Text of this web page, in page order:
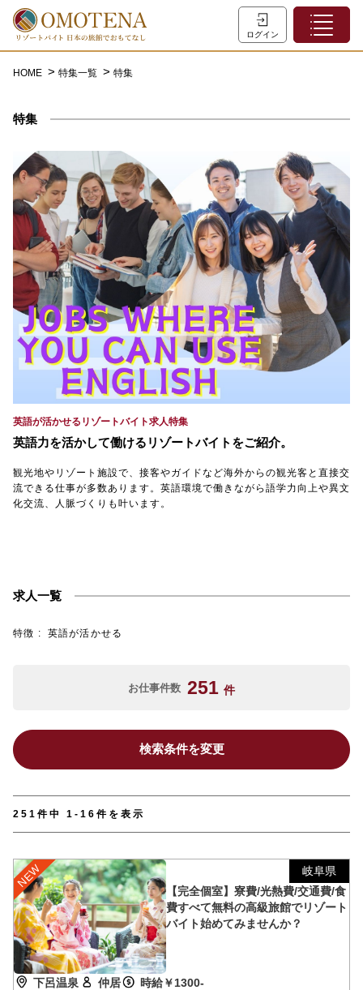
ログイン
ホーム
初めての方へ
お問い合わせ
よくあるご質問
会員登録
LINEでログイン
0120-932-959
【TEL受付】9:30～18:00 土日・祝日定休
HOME 特集一覧 特集
特集
英語が活かせるリゾートバイト求人特集
英語力を活かして働けるリゾートバイトをご紹介。
観光地やリゾート施設で、接客やガイドなど海外からの観光客と直接交
流できる仕事が多数あります。英語環境で働きながら語学力向上や異文
化交流、人脈づくりも叶います。
求人一覧
特徴 英語が活かせる
お仕事件数 251 件
検索条件を変更
251件中 1-16件を表示
岐阜県
【完全個室】寮費/光熱費/交通費/食
費すべて無料の高級旅館でリゾート
バイト始めてみませんか？
下呂温泉 仲居
時給￥1300-